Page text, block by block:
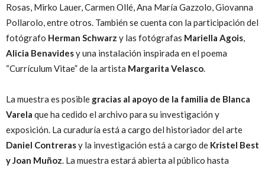
Rosas, Mirko Lauer, Carmen Ollé, Ana María Gazzolo, Giovanna
Pollarolo, entre otros. También se cuenta con la participación del
fotógrafo Herman Schwarz y las fotógrafas Mariella Agois,
Alicia Benavidesy una instalación inspirada en el poema
“Currículum Vitae” de la artista Margarita Velasco.
La muestra es posible gracias al apoyo de la familia de Blanca
Varela que ha cedido el archivo para su investigación y
exposición. La curaduría está a cargo del historiador del arte
Daniel Contrerasy la investigación está a cargo de Kristel Best
y Joan Muñoz. La muestra estará abierta al público hasta